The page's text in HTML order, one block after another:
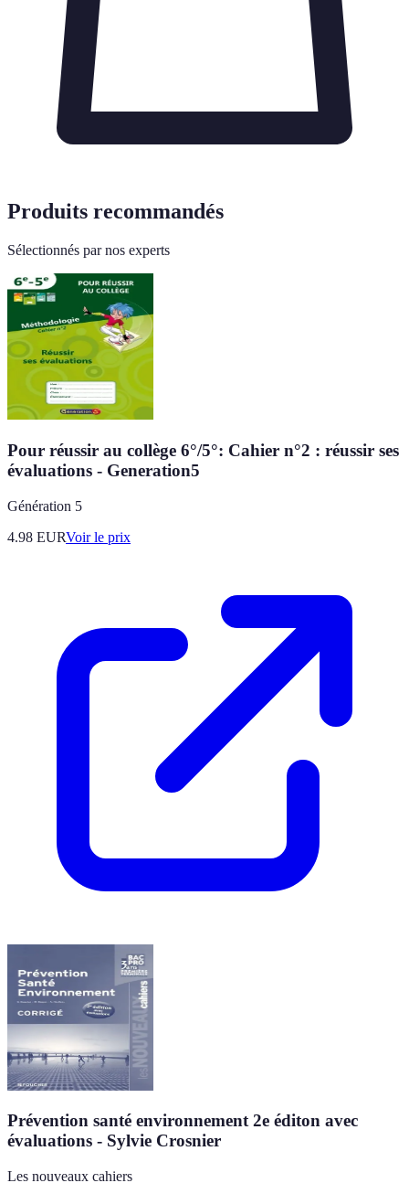
Produits recommandés
Sélectionnés par nos experts
Pour réussir au collège 6°/5°: Cahier n°2 : réussir ses
évaluations - Generation5
Génération 5
4.98 EURVoir le prix
Prévention santé environnement 2e éditon avec
évaluations - Sylvie Crosnier
Les nouveaux cahiers